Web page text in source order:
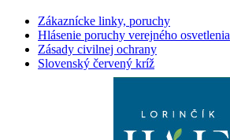
Zákaznícke linky, poruchy
Hlásenie poruchy verejného osvetlenia
Zásady civilnej ochrany
Slovenský červený kríž